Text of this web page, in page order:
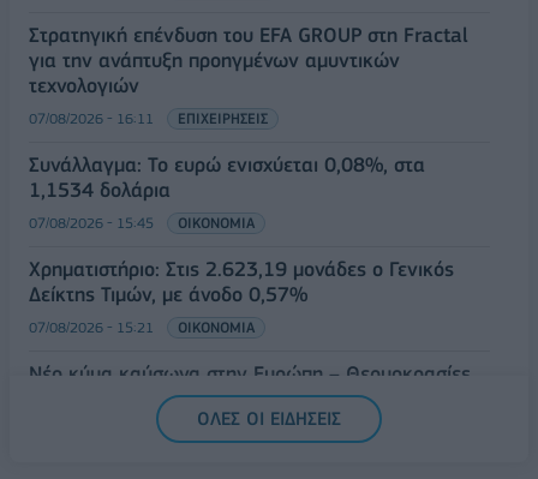
Στρατηγική επένδυση του EFA GROUP στη Fractal
για την ανάπτυξη προηγμένων αμυντικών
τεχνολογιών
07/08/2026 - 16:11 ΕΠΙΧΕΙΡΗΣΕΙΣ
Συνάλλαγμα: Το ευρώ ενισχύεται 0,08%, στα
1,1534 δολάρια
07/08/2026 - 15:45 ΟΙΚΟΝΟΜΙΑ
Χρηματιστήριο: Στις 2.623,19 μονάδες ο Γενικός
Δείκτης Τιμών, με άνοδο 0,57%
07/08/2026 - 15:21 ΟΙΚΟΝΟΜΙΑ
Νέο κύμα καύσωνα στην Ευρώπη – Θερμοκρασίες
άνω των 40°C σε Ιταλία, Ισπανία και Βαλκάνια
ΟΛΕΣ ΟΙ ΕΙΔΗΣΕΙΣ